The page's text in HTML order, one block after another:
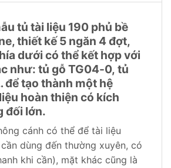
tủ tài liệu 190 phủ bề
thiết kế 5 ngăn 4 đợt,
dưới có thể kết hợp với
như: tủ gỗ TG04-0, tủ
tạo thành một hệ
hoàn thiện có kích
đối lớn.
cánh có thể để tài liệu
dùng đến thường xuyên, có
khi cần), mặt khác cũng là